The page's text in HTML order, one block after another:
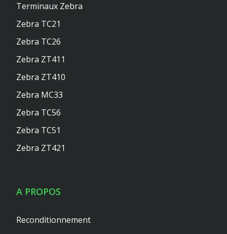
Terminaux Zebra
Zebra TC21
Zebra TC26
Zebra ZT411
Zebra ZT410
Zebra MC33
Zebra TC56
Zebra TC51
Zebra ZT421
A PROPOS
Reconditionnement